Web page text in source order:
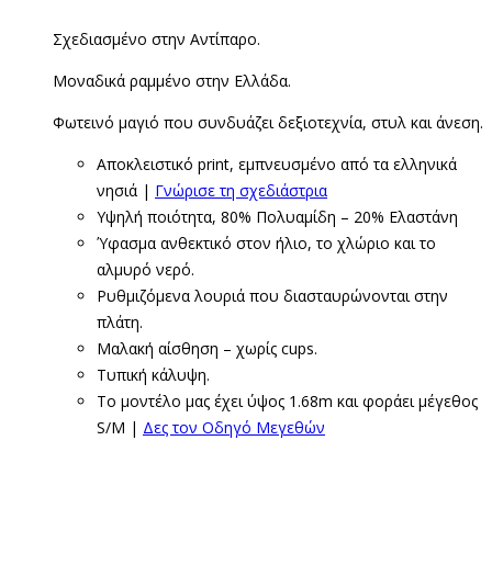
Σχεδιασμένο στην Αντίπαρο.
Μοναδικά ραμμένο στην Ελλάδα.
Φωτεινό μαγιό που συνδυάζει δεξιοτεχνία, στυλ και άνεση.
Αποκλειστικό print, εμπνευσμένο από τα ελληνικά
νησιά | Γνώρισε τη σχεδιάστρια
Υψηλή ποιότητα, 80% Πολυαμίδη – 20% Ελαστάνη
Ύφασμα ανθεκτικό στον ήλιο, το χλώριο και το
αλμυρό νερό.
Ρυθμιζόμενα λουριά που διασταυρώνονται στην
πλάτη.
Μαλακή αίσθηση – χωρίς cups.
Τυπική κάλυψη.
Το μοντέλο μας έχει ύψος 1.68m και φοράει μέγεθος
S/M | Δες τον Οδηγό Μεγεθών